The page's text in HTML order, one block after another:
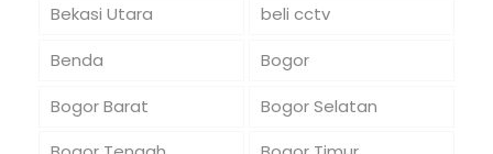
Bekasi Utara
beli cctv
Benda
Bogor
Bogor Barat
Bogor Selatan